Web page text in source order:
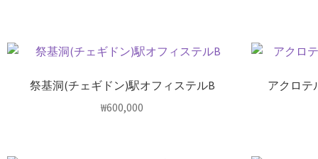
祭基洞(チェギドン)駅オフィステルB
₩600,000
アクロテ